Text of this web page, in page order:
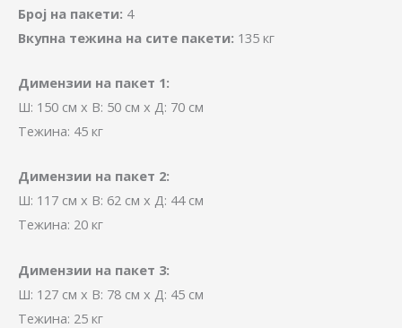
Број на пакети: 4
Вкупна тежина на сите пакети: 135 кг
Димензии на пакет 1:
Ш: 150 см x В: 50 см x Д: 70 см
Тежина: 45 кг
Димензии на пакет 2:
Ш: 117 см x В: 62 см x Д: 44 см
Тежина: 20 кг
Димензии на пакет 3:
Ш: 127 см x В: 78 см x Д: 45 см
Тежина: 25 кг